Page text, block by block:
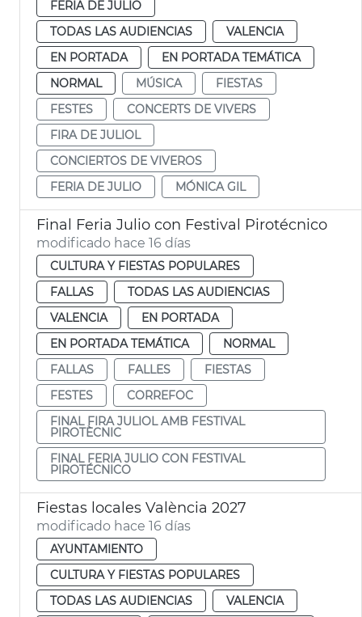
FERIA DE JULIO
TODAS LAS AUDIENCIAS
VALENCIA
EN PORTADA
EN PORTADA TEMÁTICA
NORMAL
MÚSICA
FIESTAS
FESTES
CONCERTS DE VIVERS
FIRA DE JULIOL
CONCIERTOS DE VIVEROS
FERIA DE JULIO
MÓNICA GIL
Final Feria Julio con Festival Pirotécnico
modificado hace 16 días
CULTURA Y FIESTAS POPULARES
FALLAS
TODAS LAS AUDIENCIAS
VALENCIA
EN PORTADA
EN PORTADA TEMÁTICA
NORMAL
FALLAS
FALLES
FIESTAS
FESTES
CORREFOC
FINAL FIRA JULIOL AMB FESTIVAL
PIROTÈCNIC
FINAL FERIA JULIO CON FESTIVAL
PIROTÉCNICO
Fiestas locales València 2027
modificado hace 16 días
AYUNTAMIENTO
CULTURA Y FIESTAS POPULARES
TODAS LAS AUDIENCIAS
VALENCIA